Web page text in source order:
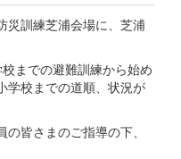
災訓練芝浦会場に、芝浦
までの避難訓練から始め
学校までの道順、状況が
皆さまのご指導の下、